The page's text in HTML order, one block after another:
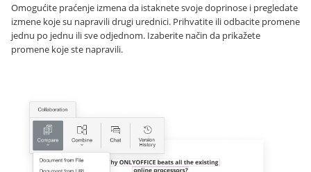
Omogućite praćenje izmena da istaknete svoje doprinose i pregledate
izmene koje su napravili drugi urednici. Prihvatite ili odbacite promene
jednu po jednu ili sve odjednom. Izaberite način da prikažete
promene koje ste napravili.